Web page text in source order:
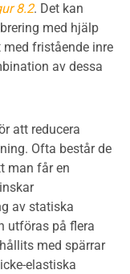
8.2. Det kan
med hjälp
fristående inre
av dessa
att reducera
Ofta består de
man får en
av statiska
utföras på flera
med spärrar
elastiska